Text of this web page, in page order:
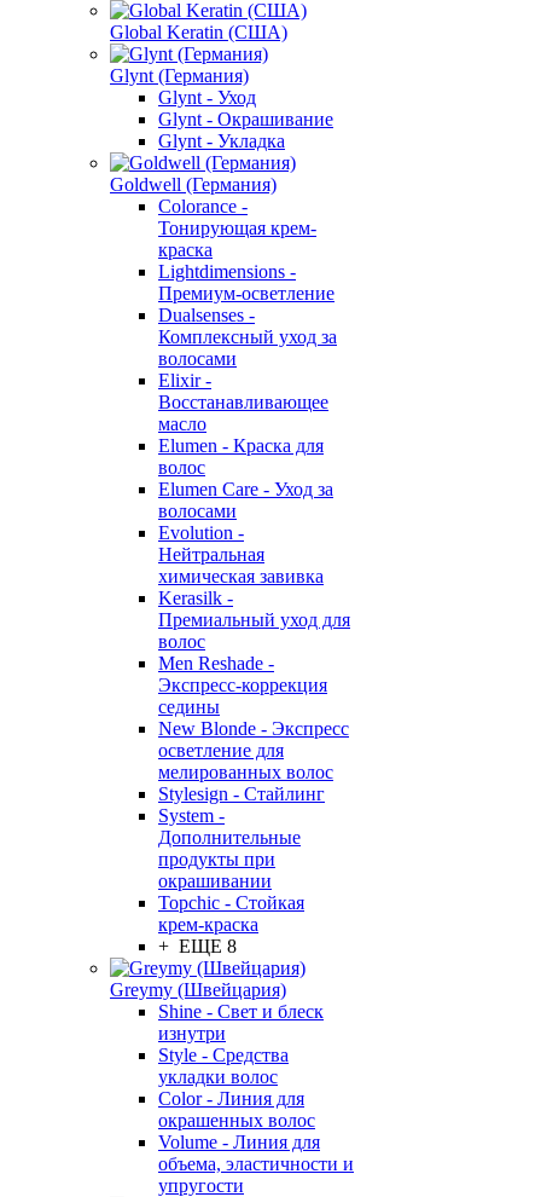
Global Keratin (США)
Glynt (Германия)
Glynt - Уход
Glynt - Окрашивание
Glynt - Укладка
Goldwell (Германия)
Colorance -
Тонирующая крем-
краска
Lightdimensions -
Премиум-осветление
Dualsenses -
Комплексный уход за
волосами
Elixir -
Восстанавливающее
масло
Elumen - Краска для
волос
Elumen Care - Уход за
волосами
Evolution -
Нейтральная
химическая завивка
Kerasilk -
Премиальный уход для
волос
Men Reshade -
Экспресс-коррекция
седины
New Blonde - Экспресс
осветление для
мелированных волос
Stylesign - Стайлинг
System -
Дополнительные
продукты при
окрашивании
Topchic - Стойкая
крем-краска
+ ЕЩЕ 8
Greymy (Швейцария)
Shine - Свет и блеск
изнутри
Style - Средства
укладки волос
Color - Линия для
окрашенных волос
Volume - Линия для
объема, эластичности и
упругости